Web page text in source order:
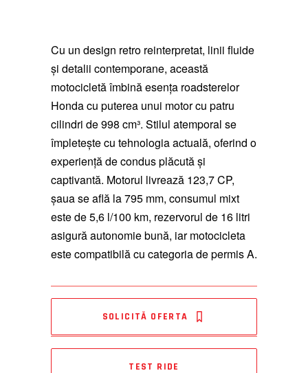
Cu un design retro reinterpretat, linii fluide
și detalii contemporane, această
motocicletă îmbină esența roadsterelor
Honda cu puterea unui motor cu patru
cilindri de 998 cm³. Stilul atemporal se
împletește cu tehnologia actuală, oferind o
experiență de condus plăcută și
captivantă. Motorul livrează 123,7 CP,
șaua se află la 795 mm, consumul mixt
este de 5,6 l/100 km, rezervorul de 16 litri
asigură autonomie bună, iar motocicleta
este compatibilă cu categoria de permis A.
SOLICITĂ OFERTA
TEST RIDE